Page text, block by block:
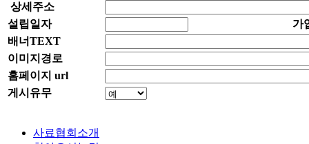
상세주소
설립일자
가
배너TEXT
이미지경로
홈페이지 url
게시유무
사료협회소개